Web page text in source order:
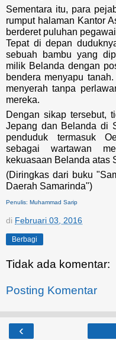
Sementara itu, para
rumput halaman Kantor
berderet puluhan
Tepat di depan
sebuah bambu yang
milik Belanda dengan
bendera menyapu
menyerah tanpa
mereka.
Dengan sikap tersebut,
Jepang dan Belanda di
penduduk termasuk
sebagai wartawan
kekuasaan Belanda atas
(Diringkas dari buku
Daerah Samarinda")
Penulis: Muhammad Sarip
di Februari 03, 2016
Berbagi
Tidak ada komentar:
Posting Komentar
‹